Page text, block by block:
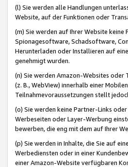
(l) Sie werden alle Handlungen
Website, auf der Funktionen oder
(m) Sie werden auf Ihrer Website
Spionagesoftware, Schadsoftware,
Herunterladen oder Installieren auf
genehmigt wurden.
(n) Sie werden Amazon-Websites
(z. B., WebView) innerhalb einer
Teilnahmevoraussetzungen stellt
(o) Sie werden keine Partner-Links
Werbeseiten oder Layer-Werbung
bewerben, die eng mit dem auf Ihrer
(p) Sie werden in Inhalte, die Sie auf
Werbediensten oder in einer
einer Amazon-Website verfügbaren